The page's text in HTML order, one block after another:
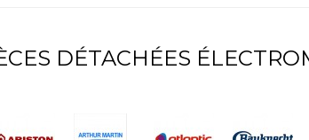
DÉTACHÉES